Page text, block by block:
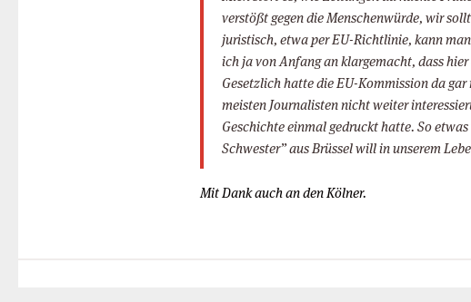
verstößt gegen die Menschenwürde, wir
juristisch, etwa per EU-Richtlinie, kann
ich ja von Anfang an klargemacht, dass
Gesetzlich hatte die EU-Kommission da
meisten Journalisten nicht weiter
Geschichte einmal gedruckt hatte. So
Schwester” aus Brüssel will in unserem
Mit Dank auch an den Kölner.